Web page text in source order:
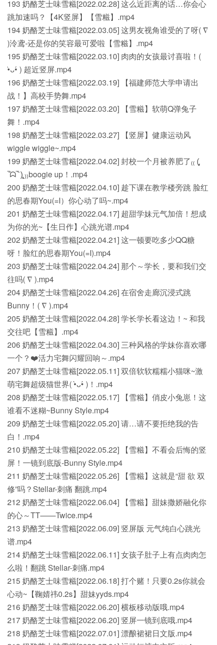
193 奶酪芝士味雪糍[2022.02.28] 这么近距离的话…你会心
跳加速吗？【4K竖屏】【雪糍】.mp4
194 奶酪芝士味雪糍[2022.03.05] 这男友视角谁受的了呀( ∇
)泠鸢-还是你的笑容最可爱啦【雪糍】.mp4
195 奶酪芝士味雪糍[2022.03.10] 肉肉的女孩最讨喜啦！(
•̀ᴗ•́ ) 超近竖屏.mp4
196 奶酪芝士味雪糍[2022.03.19] 【福建师范大学申请出
战！】高校手势舞.mp4
197 奶酪芝士味雪糍[2022.03.20] 【雪糍】软萌Q弹兔子
舞！.mp4
198 奶酪芝士味雪糍[2022.03.27] 【竖屏】健康运动风
wiggle wiggle~.mp4
199 奶酪芝士味雪糍[2022.04.02] 封校一个月被养肥了₍₍ (̨̡
‾᷄ᗣ‾᷅ )̧̢ ₎₎boogie up！.mp4
200 奶酪芝士味雪糍[2022.04.10] 趁下课在教学楼旁跳 脸红
的思春期You(=I）你心动了吗~.mp4
201 奶酪芝士味雪糍[2022.04.17] 超甜学妹元气加倍！想成
为你的光~【生日作】心跳光谱.mp4
202 奶酪芝士味雪糍[2022.04.21] 这一顿要吃多少QQ糖
呀！脸红的思春期You(=I).mp4
203 奶酪芝士味雪糍[2022.04.24] 那个～学长，要和我们交
往吗( ∇ ).mp4
204 奶酪芝士味雪糍[2022.04.26] 在宿舍走廊沉浸式跳
Bunny！( ∇ ).mp4
205 奶酪芝士味雪糍[2022.04.28] 学长学长看这边！~ 和我
交往吧【雪糍】.mp4
206 奶酪芝士味雪糍[2022.04.30] 三种风格的学妹你喜欢哪
一个？❤️活力宅舞闪耀回响～.mp4
207 奶酪芝士味雪糍[2022.05.11] 双倍软软糯糯小猫咪~激
萌宅舞超级猫世界( •̀ᴗ•́ )！.mp4
208 奶酪芝士味雪糍[2022.05.17] 【雪糍】俏皮小兔崽！这
谁看不迷糊~Bunny Style.mp4
209 奶酪芝士味雪糍[2022.05.20] 请…请不要拒绝我的告
白！.mp4
210 奶酪芝士味雪糍[2022.05.22] 【雪糍】不看会后悔的竖
屏！一镜到底版-Bunny Style.mp4
211 奶酪芝士味雪糍[2022.05.26] 【雪糍】这就是“甜 欲 双
修”吗？Stellar-刺痛 翻跳.mp4
212 奶酪芝士味雪糍[2022.06.04] 【雪糍】甜妹撒娇融化你
的心～TT——Twice.mp4
213 奶酪芝士味雪糍[2022.06.09] 竖屏版 元气纯白心跳光
谱.mp4
214 奶酪芝士味雪糍[2022.06.11] 女孩子肚子上有点肉肉怎
么啦！翻跳 Stellar-刺痛.mp4
215 奶酪芝士味雪糍[2022.06.18] 打个赌！只要0.2s你就会
心动~【鞠婧祎0.2s】甜妹yyds.mp4
216 奶酪芝士味雪糍[2022.06.20] 横板移动版哦.mp4
217 奶酪芝士味雪糍[2022.06.20] 竖屏一镜到底哦.mp4
218 奶酪芝士味雪糍[2022.07.01] 漂酿裙裙日文版.mp4